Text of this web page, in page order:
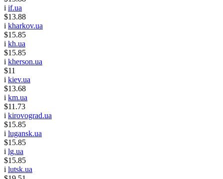
i if.ua
$13.88
i kharkov.ua
$15.85
i kh.ua
$15.85
i kherson.ua
$11
i kiev.ua
$13.68
i km.ua
$11.73
i kirovograd.ua
$15.85
i lugansk.ua
$15.85
i lg.ua
$15.85
i lutsk.ua